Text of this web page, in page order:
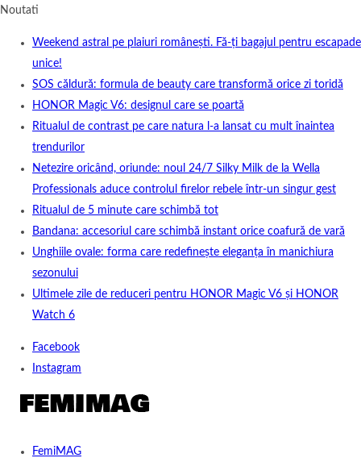
Noutati
Weekend astral pe plaiuri românești. Fă-ți bagajul pentru escapade
unice!
SOS căldură: formula de beauty care transformă orice zi toridă
HONOR Magic V6: designul care se poartă
Ritualul de contrast pe care natura l-a lansat cu mult înaintea
trendurilor
Netezire oricând, oriunde: noul 24/7 Silky Milk de la Wella
Professionals aduce controlul firelor rebele într-un singur gest
Ritualul de 5 minute care schimbă tot
Bandana: accesoriul care schimbă instant orice coafură de vară
Unghiile ovale: forma care redefinește eleganța în manichiura
sezonului
Ultimele zile de reduceri pentru HONOR Magic V6 și HONOR
Watch 6
Facebook
Instagram
FemiMAG